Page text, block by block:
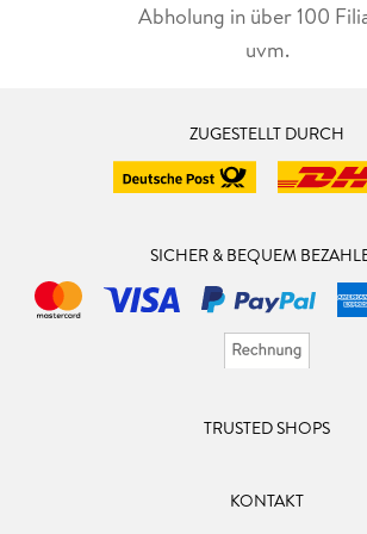
Abholung in über 100
uvm.
ZUGESTELLT DURCH
SICHER & BEQUEM
TRUSTED SHOPS
KONTAKT